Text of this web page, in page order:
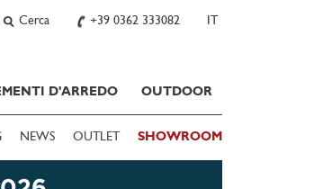
Cerca +39 0362 333082 IT
D'ARREDO OUTDOOR
NEWS OUTLET SHOWROOM